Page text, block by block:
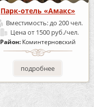
Парк-отель «Амакс»
Вместимость:до 200 чел.
Ценаот 1500 руб./чел.
Район: Коминтерновский
подробнее